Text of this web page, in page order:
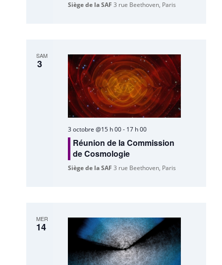
Siège de la SAF3 rue Beethoven, Paris
SAM
3
3 octobre @15 h 00- 17 h 00
Réunion de la Commission
de Cosmologie
Siège de la SAF3 rue Beethoven, Paris
MER
14